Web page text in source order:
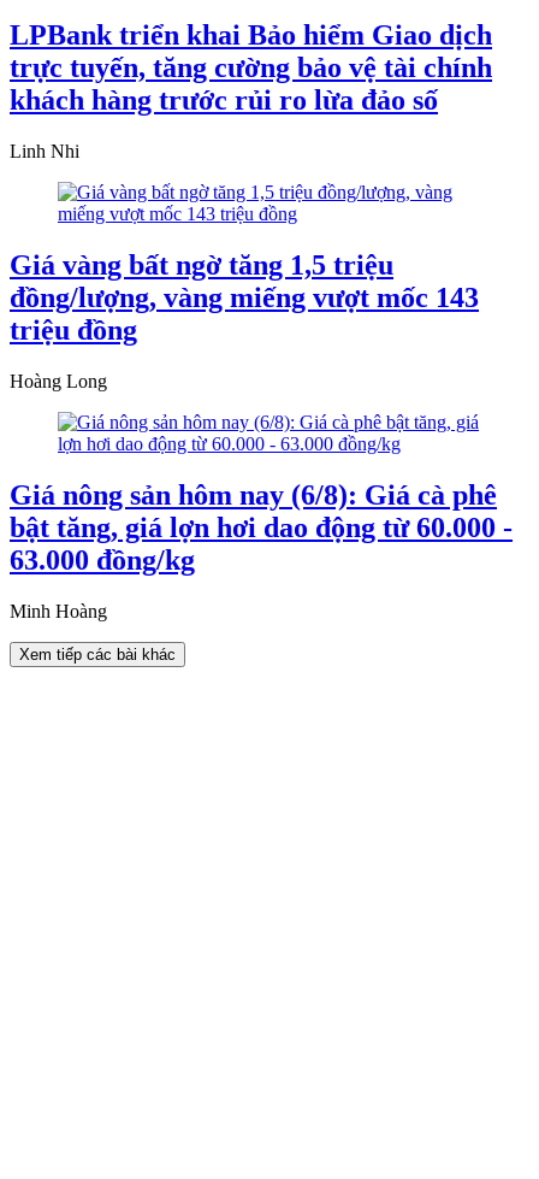
LPBank triển khai Bảo hiểm Giao dịch
trực tuyến, tăng cường bảo vệ tài chính
khách hàng trước rủi ro lừa đảo số
Linh Nhi
Giá vàng bất ngờ tăng 1,5 triệu
đồng/lượng, vàng miếng vượt mốc 143
triệu đồng
Hoàng Long
Giá nông sản hôm nay (6/8): Giá cà phê
bật tăng, giá lợn hơi dao động từ 60.000 -
63.000 đồng/kg
Minh Hoàng
Xem tiếp các bài khác